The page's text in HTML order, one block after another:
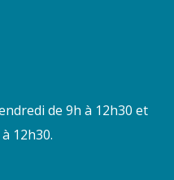
de 9h à 12h30 et
12h30.